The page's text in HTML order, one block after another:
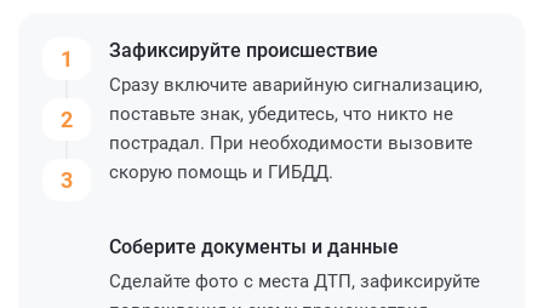
1
2
3
Зафиксируйте происшествие
Сразу включите аварийную сигнализацию,
поставьте знак, убедитесь, что никто не
пострадал. При необходимости вызовите
скорую помощь и ГИБДД.
Соберите документы и данные
Сделайте фото с места ДТП, зафиксируйте